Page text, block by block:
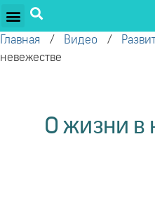
Главная / Видео /
невежестве
О жизни в